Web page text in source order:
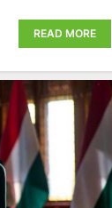
READ MORE